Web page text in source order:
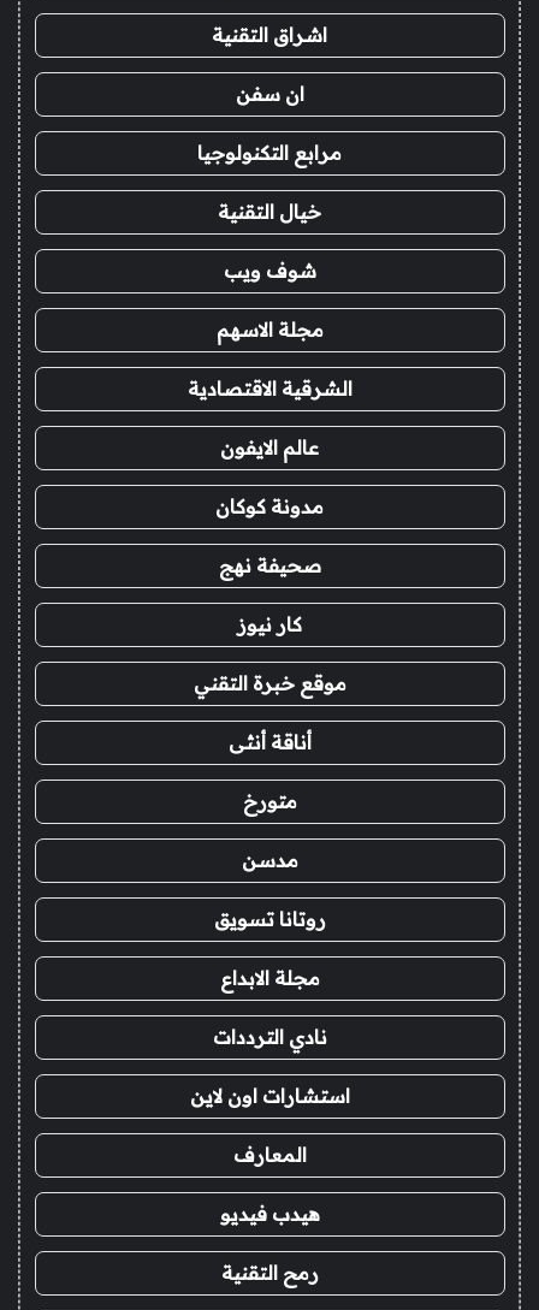
اشراق التقنية
ان سفن
مرابع التكنولوجيا
خيال التقنية
شوف ويب
مجلة الاسهم
الشرقية الاقتصادية
عالم الايفون
مدونة كوكان
صحيفة نهج
كار نيوز
موقع خبرة التقني
أناقة أنثى
متورخ
مدسن
روتانا تسويق
مجلة الابداع
نادي الترددات
استشارات اون لاين
المعارف
هيدب فيديو
رمح التقنية